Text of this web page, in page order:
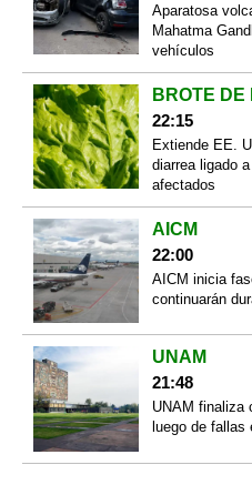
Aparatosa
Mahatma
vehículos
BROTE DE
22:15
Extiende EE.
diarrea ligado
afectados
AICM
22:00
AICM inicia
continuarán
UNAM
21:48
UNAM finaliza
luego de fallas